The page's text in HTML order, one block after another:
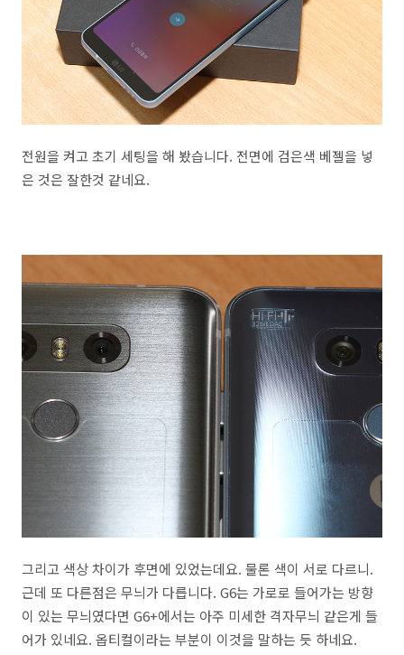
전원을 켜고 초기 세팅을 해 봤습니다. 전면에 검은색 베젤을 넣
은 것은 잘한것 같네요.
그리고 색상 차이가 후면에 있었는데요. 물론 색이 서로 다르니.
근데 또 다른점은 무늬가 다릅니다. G6는 가로로 들어가는 방향
이 있는 무늬였다면 G6+에서는 아주 미세한 격자무늬 같은게 들
어가 있네요. 옵티컬이라는 부분이 이것을 말하는 듯 하네요.